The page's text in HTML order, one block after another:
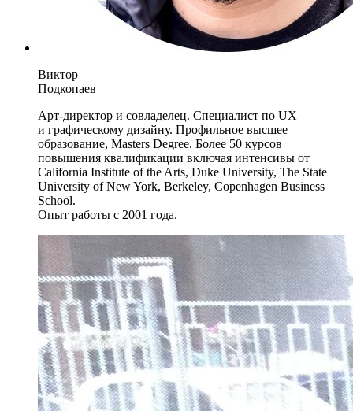
Виктор
Подкопаев
Арт-директор и совладелец. Специалист по UX
и графическому дизайну. Профильное высшее
образование, Masters Degree. Более 50 курсов
повышения квалификации включая интенсивы от
California Institute of the Arts, Duke University, The State
University of New York, Berkeley, Copenhagen Business
School.
Опыт работы с 2001 года.